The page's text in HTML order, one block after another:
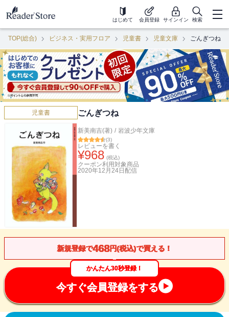
はじめて 会員登録 サインイン 検索
TOP(総合) ビジネス・実用フロア 児童書 児童文庫 ごんぎつね
児童書 ごんぎつね
新美南吉(著) / 岩波少年文庫
(3)
レビューを書く
¥968 (税込)
クーポン利用対象商品
2020年12月24日 配信
新規登録で468円(税込)で買える！
かんたん30秒登録！
今すぐ会員登録をする